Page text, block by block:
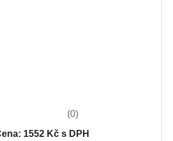
(0)
1552 Kč s DPH